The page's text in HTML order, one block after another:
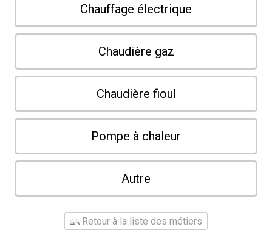
Chauffage électrique
Chaudière gaz
Chaudière fioul
Pompe à chaleur
Autre
Retour à la liste des métiers